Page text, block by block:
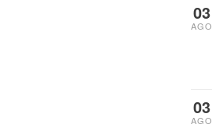
03
AGO
03
AGO